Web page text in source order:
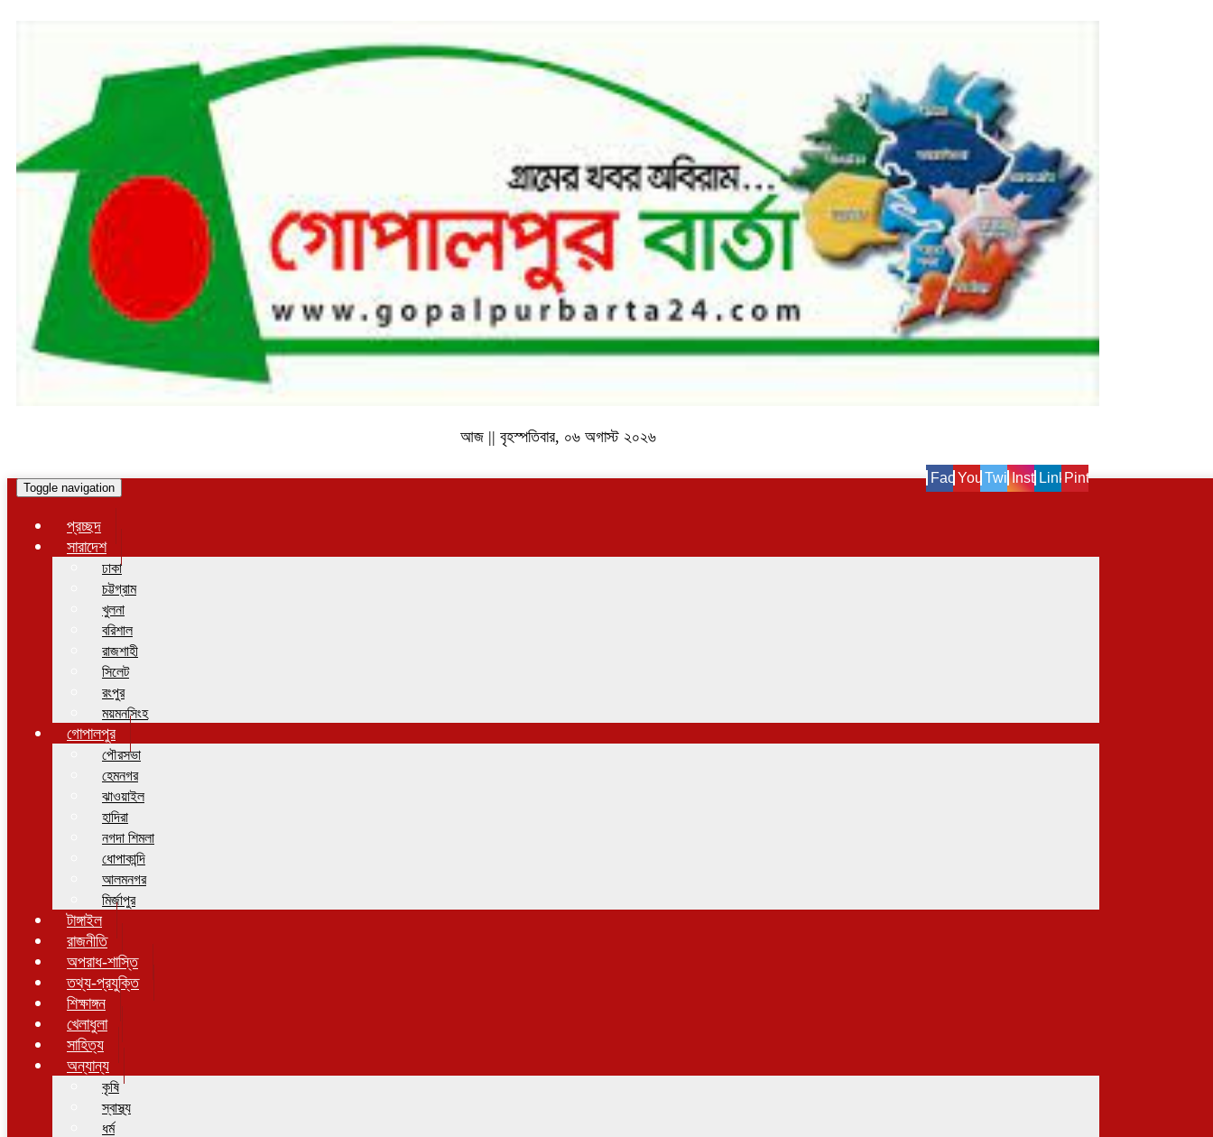
আজ || বৃহস্পতিবার, ০৬ অগাস্ট ২০২৬
Facebook
Youtube
TwitterInstagram
LinkedinPinterest
Toggle navigation
প্রচ্ছদ
সারাদেশ
ঢাকা
চট্টগ্রাম
খুলনা
বরিশাল
রাজশাহী
সিলেট
রংপুর
ময়মনসিংহ
গোপালপুর
পৌরসভা
হেমনগর
ঝাওয়াইল
হাদিরা
নগদা শিমলা
ধোপাকান্দি
আলমনগর
মির্জাপুর
টাঙ্গাইল
রাজনীতি
অপরাধ-শাস্তি
তথ্য-প্রযুক্তি
শিক্ষাঙ্গন
খেলাধুলা
সাহিত্য
অন্যান্য
কৃষি
স্বাস্থ্য
ধর্ম